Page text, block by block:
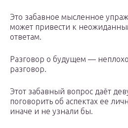
Это забавное мысленное
может привести к
ответам.
Разговор о будущем —
разговор.
Этот забавный вопрос даёт
поговорить об аспектах ее
иначе и не узнали бы.